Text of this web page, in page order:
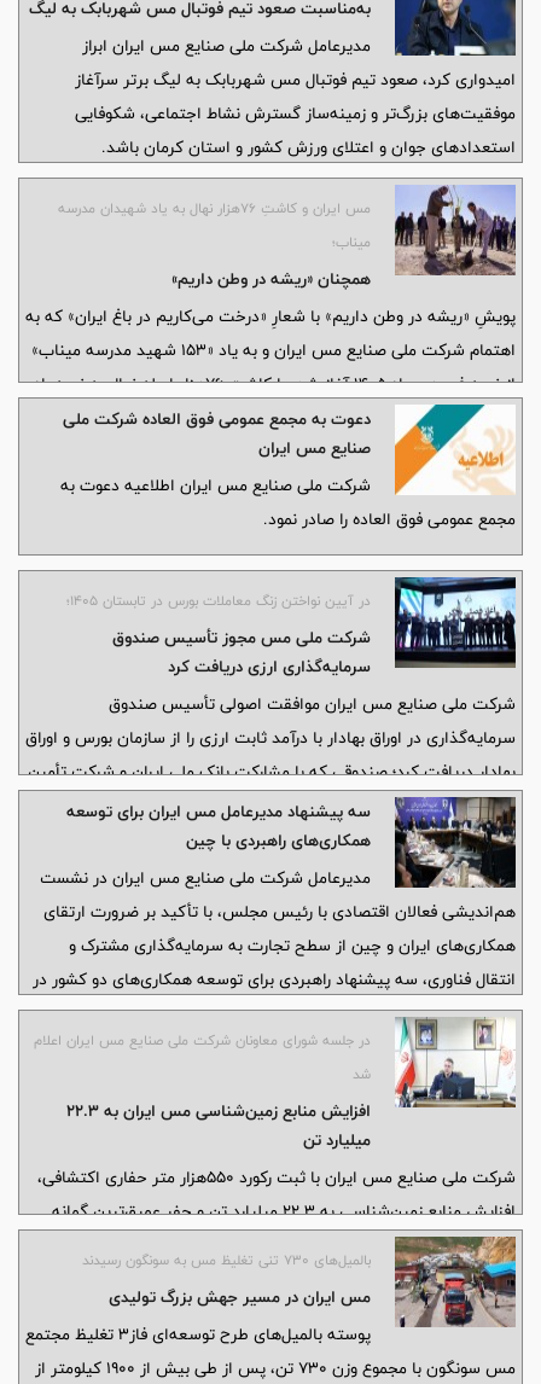
به‌مناسبت صعود تیم فوتبال مس شهربابک به لیگ
برتر
مدیرعامل شرکت ملی صنایع مس ایران ابراز
امیدواری کرد، صعود تیم فوتبال مس شهربابک به لیگ برتر سرآغاز
موفقیت‌های بزرگ‌تر و زمینه‌ساز گسترش نشاط اجتماعی، شکوفایی
استعدادهای جوان و اعتلای ورزش کشور و استان کرمان باشد.
مس ایران و کاشتِ ۷۶هزار نهال به یاد شهیدان مدرسه
میناب؛
همچنان «ریشه در وطن داریم»
پویشِ «ریشه در وطن داریم» با شعارِ «درخت می‌کاریم در باغ ایران» که به
اهتمام شرکت ملی صنایع مس ایران و به یاد «۱۵۳ شهید مدرسه میناب»
از نیمه فروردین‌ماه ۱۴۰۵ آغاز شد، با کاشتِ ۷۶هزار اصله نهال به نیمه راه
رسیده است؛ پویشی که با هدف کاشتِ ۱۵۳هزار اصله نهال تا پایان سال
جاری ادامه خواهد داشت.
دعوت به مجمع عمومی فوق العاده شرکت ملی
صنایع مس ایران
شرکت ملی صنایع مس ایران اطلاعیه دعوت به
مجمع عمومی فوق العاده را صادر نمود.
در آیین نواختن زنگ معاملات بورس در تابستان ۱۴۰۵؛
شرکت ملی مس مجوز تأسیس صندوق
سرمایه‌گذاری ارزی دریافت کرد
شرکت ملی صنایع مس ایران موافقت اصولی تأسیس صندوق
سرمایه‌گذاری در اوراق بهادار با درآمد ثابت ارزی را از سازمان بورس و اوراق
بهادار دریافت کرد؛ صندوقی که با مشارکت بانک ملی ایران و شرکت تأمین
سرمایه کیمیا، با هدف توسعه ابزارهای نوین تأمین مالی و جذب منابع
ارزی برای پروژه‌های صادرات‌محور راه‌اندازی می‌شود.
سه پیشنهاد مدیرعامل مس ایران برای توسعه
همکاری‌های راهبردی با چین
مدیرعامل شرکت ملی صنایع مس ایران در نشست
هم‌اندیشی فعالان اقتصادی با رئیس مجلس، با تأکید بر ضرورت ارتقای
همکاری‌های ایران و چین از سطح تجارت به سرمایه‌گذاری مشترک و
انتقال فناوری، سه پیشنهاد راهبردی برای توسعه همکاری‌های دو کشور در
صنعت مس ارائه کرد.
در جلسه شورای معاونان شرکت ملی صنایع مس ایران اعلام
شد
افزایش منابع زمین‌شناسی مس ایران به ۲۲.۳
میلیارد تن
شرکت ملی صنایع مس ایران با ثبت رکورد ۵۵۰هزار متر حفاری اکتشافی،
افزایش منابع زمین‌شناسی به ۲۲.۳ میلیارد تن و حفر عمیق‌ترین گمانه
اکتشافی کشور در معدن میدوک، دستاوردهای جدید خود در حوزه
اکتشاف و توسعه معدنی را در نشست شورای معاونان ارائه کرد.
بالمیل‌های ۷۳۰ تنی تغلیظ مس به سونگون رسیدند
مس ایران در مسیر جهش بزرگ تولیدی
پوسته بالمیل‌های طرح توسعه‌ای فاز۳ تغلیظ مجتمع
مس سونگون با مجموع وزن ۷۳۰ تن، پس از طی بیش از ۱۹۰۰ کیلومتر از